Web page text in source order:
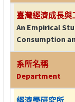
臺灣經濟成長
An Empirical
Consumption
系所名稱
Department